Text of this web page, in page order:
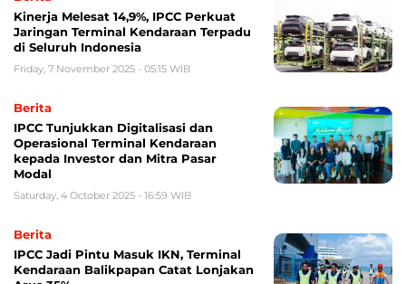
Kinerja Melesat 14,9%, IPCC Perkuat
Jaringan Terminal Kendaraan Terpadu
di Seluruh Indonesia
Friday, 7 November 2025 - 05:15 WIB
Berita
IPCC Tunjukkan Digitalisasi dan
Operasional Terminal Kendaraan
kepada Investor dan Mitra Pasar
Modal
Saturday, 4 October 2025 - 16:59 WIB
Berita
IPCC Jadi Pintu Masuk IKN, Terminal
Kendaraan Balikpapan Catat Lonjakan